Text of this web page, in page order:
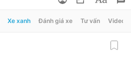
Xe xanh Đánh giá xe Tư vấn Video